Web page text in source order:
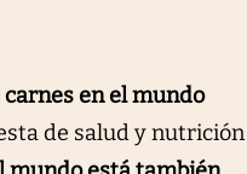
en el mundo
de salud y nutrición